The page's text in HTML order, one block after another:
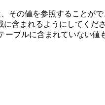
その値を参照することがで
含まれるようにしてくださ
ブルに含まれていない値